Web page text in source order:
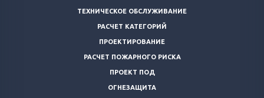
ТЕХНИЧЕСКОЕ ОБСЛУЖИВАНИЕ
РАСЧЕТ КАТЕГОРИЙ
ПРОЕКТИРОВАНИЕ
РАСЧЕТ ПОЖАРНОГО РИСКА
ПРОЕКТ ПОД
ОГНЕЗАЩИТА